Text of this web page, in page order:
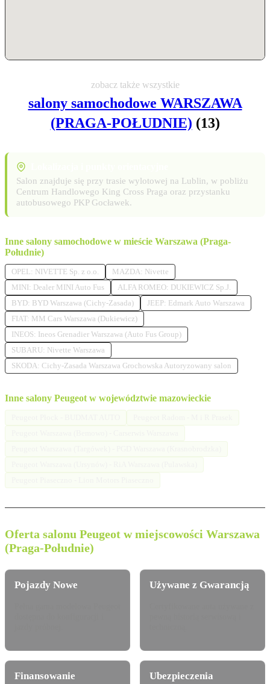
zobacz także wszystkie
salony samochodowe WARSZAWA
(PRAGA-POŁUDNIE) (13)
Salon znajduje się przy trasie wylotowej na Lublin, w pobliżu
Centrum Handlowego King Cross Praga oraz przystanku
autobusowego PKP Gocławek.
Inne salony samochodowe w mieście Warszawa (Praga-
Południe)
OPEL: NIVETTE Sp. z o.o.
MAZDA: Nivette
MINI: Dealer MINI Auto Fus
ALFA ROMEO: DUKIEWICZ Sp.J.
BYD: BYD Warszawa (Cichy-Zasada)
JEEP: Edmark Auto Warszawa
FIAT: MM Cars Warszawa (Dukiewicz)
INEOS: Ineos Grenadier Warszawa (Auto Fus Group)
SUBARU: Nivette Warszawa
SKODA: Cichy-Zasada Warszawa Grochowska Autoryzowany salon
Inne salony Peugeot w województwie mazowieckie
Oferta salonu Peugeot w miejscowości Warszawa
(Praga-Południe)
Pojazdy Nowe Używane z Gwarancją
Finansowanie Ubezpieczenia